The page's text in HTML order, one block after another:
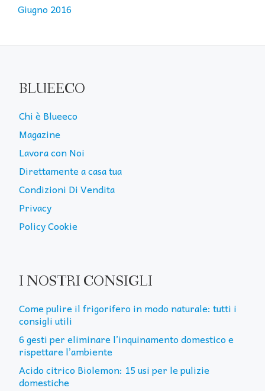
Giugno 2016
BLUEECO
Chi è Blueeco
Magazine
Lavora con Noi
Direttamente a casa tua
Condizioni Di Vendita
Privacy
Policy Cookie
I NOSTRI CONSIGLI
Come pulire il frigorifero in modo naturale: tutti i
consigli utili
6 gesti per eliminare l’inquinamento domestico e
rispettare l’ambiente
Acido citrico Biolemon: 15 usi per le pulizie
domestiche